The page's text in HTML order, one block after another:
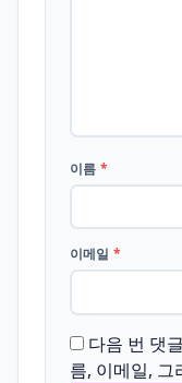
이름 *
이메일 *
다음 번 댓
름, 이메일, 그